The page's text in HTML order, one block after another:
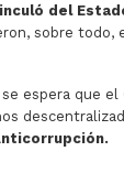
del
sobre todo,
espera que el